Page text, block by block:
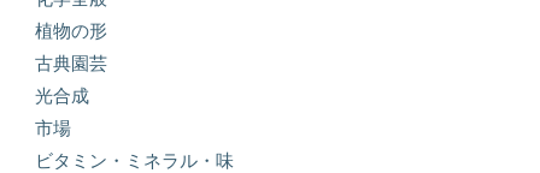
植物の形
古典園芸
光合成
市場
ビタミン・ミネラル・味